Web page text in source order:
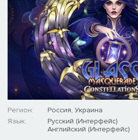
Регион:
Россия, Украина
Язык:
Русский (Интерфейс)
Английский (Интерфейс)